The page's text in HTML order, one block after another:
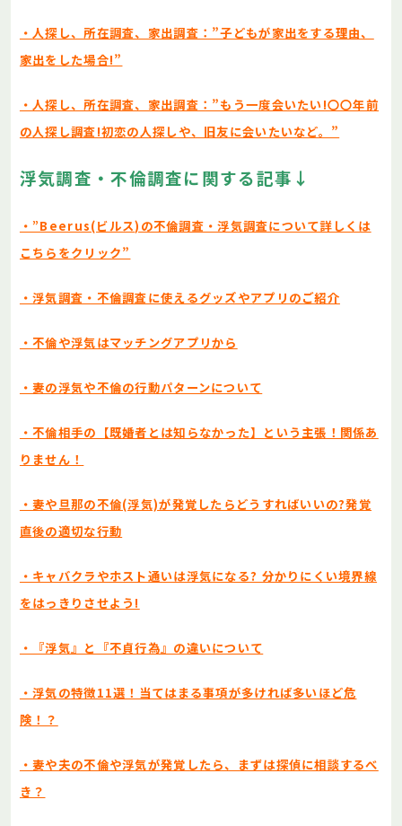
・人探し、所在調査、家出調査：”子どもが家出をする理由、
家出をした場合!”
・人探し、所在調査、家出調査：”もう一度会いたい!〇〇年前
の人探し調査!初恋の人探しや、旧友に会いたいなど。”
浮気調査・不倫調査に関する記事 ↓
・”Beerus(ビルス)の不倫調査・浮気調査について詳しくは
こちらをクリック”
・浮気調査・不倫調査に使えるグッズやアプリのご紹介
・不倫や浮気はマッチングアプリから
・妻の浮気や不倫の行動パターンについて
・不倫相手の【既婚者とは知らなかった】という主張！関係あ
りません！
・妻や旦那の不倫(浮気)が発覚したらどうすればいいの?発覚
直後の適切な行動
・キャバクラやホスト通いは浮気になる? 分かりにくい境界線
をはっきりさせよう!
・『浮気』と『不貞行為』の違いについて
・浮気の特徴11選！当てはまる事項が多ければ多いほど危
険！？
・妻や夫の不倫や浮気が発覚したら、まずは探偵に相談するべ
き？